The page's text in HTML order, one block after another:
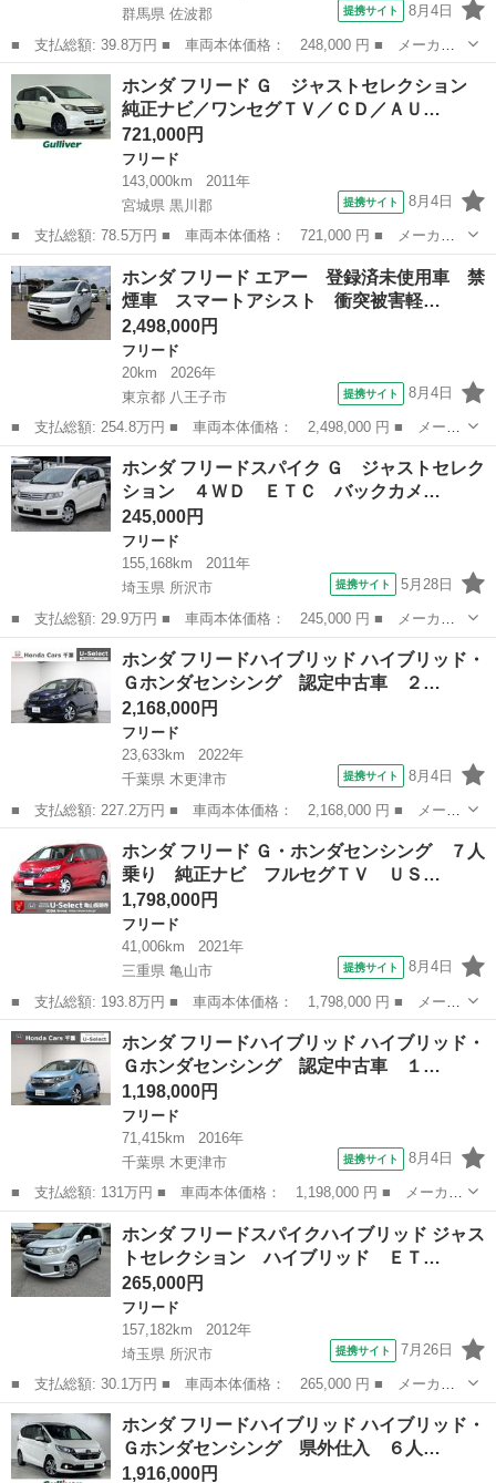
群馬県 佐波郡
提携サイト 8月4日
■ 支払総額: 39.8万円 ■ 車両本体価格： 248,000 円 ■ メーカー
名： ホンダ ■ 車種名： フリード ■ グレード名： Ｇ ジャス
トセレクション 車検整備付き ディスチャージヘッドライト パワ
ースライドド...
群馬 佐波郡 フリード
ホンダ フリード Ｇ ジャストセレクション
純正ナビ／ワンセグＴＶ／ＣＤ／ＡＵ…
721,000円
フリード
143,000km
2011年
宮城県 黒川郡
提携サイト 8月4日
■ 支払総額: 78.5万円 ■ 車両本体価格： 721,000 円 ■ メーカー
名： ホンダ ■ 車種名： フリード ■ グレード名： Ｇ ジャス
トセレクション 純正ナビ／ワンセグＴＶ／ＣＤ／ＡＵＸ／バックカ
メラ／片側電...
宮城 黒川郡 フリード
ホンダ フリード エアー 登録済未使用車 禁
煙車 スマートアシスト 衝突被害軽…
2,498,000円
フリード
20km
2026年
東京都 八王子市
提携サイト 8月4日
■ 支払総額: 254.8万円 ■ 車両本体価格： 2,498,000 円 ■ メーカ
ー名： ホンダ ■ 車種名： フリード ■ グレード名： エアー
登録済未使用車 禁煙車 スマートアシスト 衝突被害軽減ブレー
キ プッシ...
東京 八王子市 フリード
ホンダ フリードスパイク Ｇ ジャストセレク
ション ４ＷＤ ＥＴＣ バックカメ…
245,000円
フリード
155,168km
2011年
埼玉県 所沢市
提携サイト 5月28日
■ 支払総額: 29.9万円 ■ 車両本体価格： 245,000 円 ■ メーカー
名： ホンダ ■ 車種名： フリードスパイク ■ グレード名：
Ｇ ジャストセレクション ４ＷＤ ＥＴＣ バックカメラ ナビ
ＴＶ 両側スラ...
所沢市 フリード
ホンダ フリードハイブリッド ハイブリッド・
Ｇホンダセンシング 認定中古車 ２…
2,168,000円
フリード
23,633km
2022年
千葉県 木更津市
提携サイト 8月4日
■ 支払総額: 227.2万円 ■ 車両本体価格： 2,168,000 円 ■ メーカ
ー名： ホンダ ■ 車種名： フリードハイブリッド ■ グレード
名： ハイブリッド・Ｇホンダセンシング 認定中古車 ２年保証
付 ナビ Ｂ...
木更津市 フリード
ホンダ フリード Ｇ・ホンダセンシング ７人
乗り 純正ナビ フルセグＴＶ ＵＳ…
1,798,000円
フリード
41,006km
2021年
三重県 亀山市
提携サイト 8月4日
■ 支払総額: 193.8万円 ■ 車両本体価格： 1,798,000 円 ■ メーカ
ー名： ホンダ ■ 車種名： フリード ■ グレード名： Ｇ・ホン
ダセンシング ７人乗り 純正ナビ フルセグＴＶ ＵＳＢ＆ＢＴ接
続 バッ...
三重 亀山市 フリード
ホンダ フリードハイブリッド ハイブリッド・
Ｇホンダセンシング 認定中古車 １…
1,198,000円
フリード
71,415km
2016年
千葉県 木更津市
提携サイト 8月4日
■ 支払総額: 131万円 ■ 車両本体価格： 1,198,000 円 ■ メーカー
名： ホンダ ■ 車種名： フリードハイブリッド ■ グレード
名： ハイブリッド・Ｇホンダセンシング 認定中古車 １年保証
付 運転支援 衝...
千葉 木更津市 フリード
ホンダ フリードスパイクハイブリッド ジャス
トセレクション ハイブリッド ＥＴ…
265,000円
フリード
157,182km
2012年
埼玉県 所沢市
提携サイト 7月26日
■ 支払総額: 30.1万円 ■ 車両本体価格： 265,000 円 ■ メーカー
名： ホンダ ■ 車種名： フリードスパイクハイブリッド ■ グレ
ード名： ジャストセレクション ハイブリッド ＥＴＣ バックカ
メラ ナビ ...
埼玉 所沢市 フリード
ホンダ フリードハイブリッド ハイブリッド・
Ｇホンダセンシング 県外仕入 ６人…
1,916,000円